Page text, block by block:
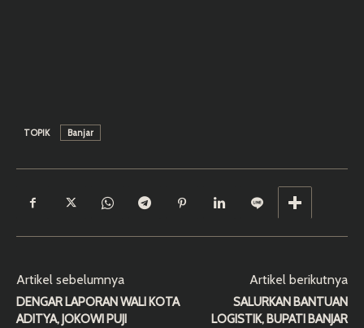
TOPIK Banjar
Artikel sebelumnya
DENGAR LAPORAN WALI KOTA
ADITYA, JOKOWI PUJI
Artikel berikutnya
SALURKAN BANTUAN
LOGISTIK, BUPATI BANJAR